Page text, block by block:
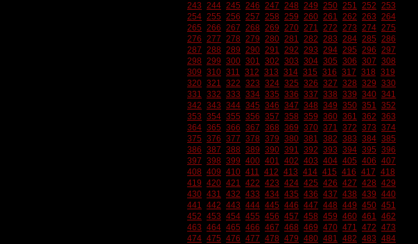
243 244 245 246 247 248 249 250 251 252 253
254 255 256 257 258 259 260 261 262 263 264
265 266 267 268 269 270 271 272 273 274 275
276 277 278 279 280 281 282 283 284 285 286
287 288 289 290 291 292 293 294 295 296 297
298 299 300 301 302 303 304 305 306 307 308
309 310 311 312 313 314 315 316 317 318 319
320 321 322 323 324 325 326 327 328 329 330
331 332 333 334 335 336 337 338 339 340 341
342 343 344 345 346 347 348 349 350 351 352
353 354 355 356 357 358 359 360 361 362 363
364 365 366 367 368 369 370 371 372 373 374
375 376 377 378 379 380 381 382 383 384 385
386 387 388 389 390 391 392 393 394 395 396
397 398 399 400 401 402 403 404 405 406 407
408 409 410 411 412 413 414 415 416 417 418
419 420 421 422 423 424 425 426 427 428 429
430 431 432 433 434 435 436 437 438 439 440
441 442 443 444 445 446 447 448 449 450 451
452 453 454 455 456 457 458 459 460 461 462
463 464 465 466 467 468 469 470 471 472 473
474 475 476 477 478 479 480 481 482 483 484